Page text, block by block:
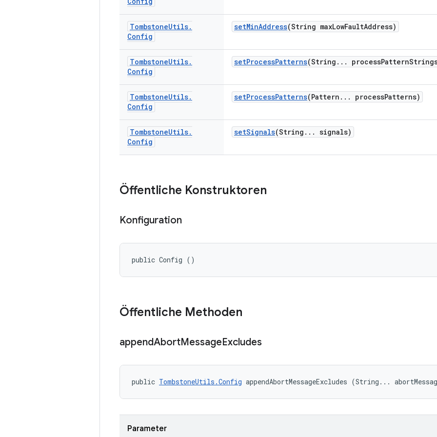
TombstoneUtils.
Config
setMinAddress(String maxLowFaultAddress)
TombstoneUtils.
Config
setProcessPatterns(String . . . processPattern
TombstoneUtils.
Config
setProcessPatterns(Pattern . . . processPatterns)
TombstoneUtils.
Config
setSignals(String . . . signals)
Öffentliche Konstruktoren
Konfiguration
public Config ()
Öffentliche Methoden
appendAbortMessageExcludes
public TombstoneUtils.Config appendAbortMessageExcludes (String...
Parameter